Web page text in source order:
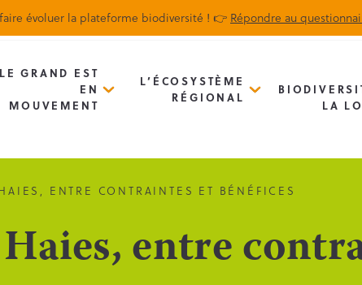
évoluer la plateforme biodiversité ! 👉 Répondre au
Biodiv’Map Newsletter
LE GRAND EST
EN
MOUVEMENT
L’ÉCOSYSTÈME
RÉGIONAL
LA
ENTRE CONTRAINTES ET BÉNÉFICES
entre